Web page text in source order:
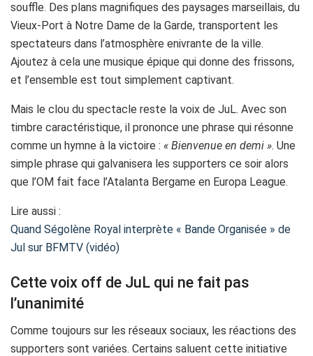
souffle. Des plans magnifiques des paysages marseillais, du
Vieux-Port à Notre Dame de la Garde, transportent les
spectateurs dans l’atmosphère enivrante de la ville.
Ajoutez à cela une musique épique qui donne des frissons,
et l’ensemble est tout simplement captivant.
Mais le clou du spectacle reste la voix de JuL. Avec son
timbre caractéristique, il prononce une phrase qui résonne
comme un hymne à la victoire : « Bienvenue en demi ». Une
simple phrase qui galvanisera les supporters ce soir alors
que l’OM fait face l’Atalanta Bergame en Europa League.
Lire aussi :
Quand Ségolène Royal interprète « Bande Organisée » de
Jul sur BFMTV (vidéo)
Cette voix off de JuL qui ne fait pas
l’unanimité
Comme toujours sur les réseaux sociaux, les réactions des
supporters sont variées. Certains saluent cette initiative